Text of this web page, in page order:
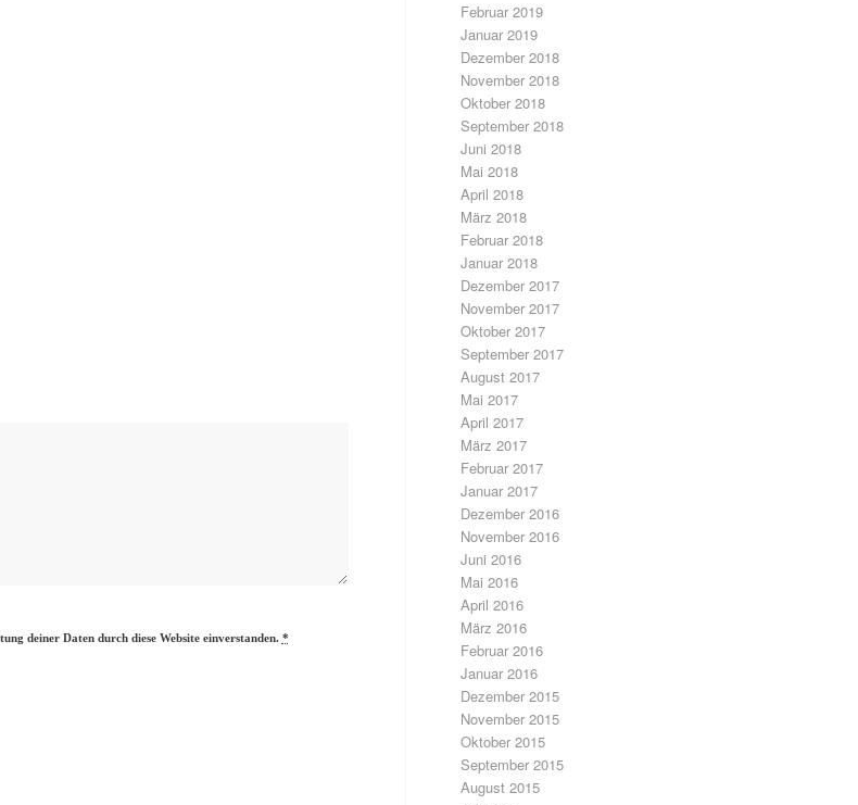
deiner Daten durch diese Website einverstanden. *
Februar 2019
Januar 2019
Dezember 2018
November 2018
Oktober 2018
September 2018
Juni 2018
Mai 2018
April 2018
März 2018
Februar 2018
Januar 2018
Dezember 2017
November 2017
Oktober 2017
September 2017
August 2017
Mai 2017
April 2017
März 2017
Februar 2017
Januar 2017
Dezember 2016
November 2016
Juni 2016
Mai 2016
April 2016
März 2016
Februar 2016
Januar 2016
Dezember 2015
November 2015
Oktober 2015
September 2015
August 2015